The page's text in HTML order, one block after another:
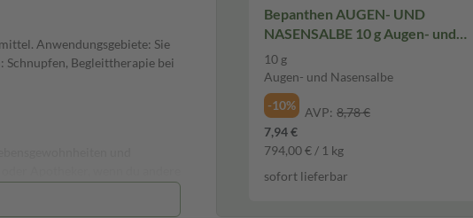
Anwendungsgebiete: Sie
Begleittherapie bei
Bepanthen AUGEN- UND
NASENSALBE 10 g Augen- und
Nasensalbe
10 g
Augen- und Nasensalbe
-10%
AVP: 8,78 €
7,94 €
794,00 € / 1 kg
sofort lieferbar